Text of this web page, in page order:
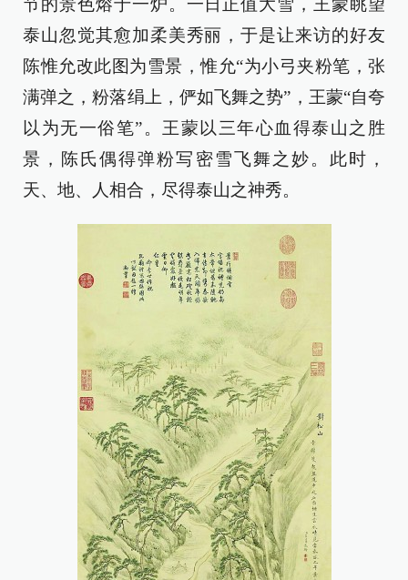
节的景色熔于一炉。一日正值大雪，王蒙眺望
泰山忽觉其愈加柔美秀丽，于是让来访的好友
陈惟允改此图为雪景，惟允“为小弓夹粉笔，张
满弹之，粉落绢上，俨如飞舞之势”，王蒙“自夸
以为无一俗笔”。王蒙以三年心血得泰山之胜
景，陈氏偶得弹粉写密雪飞舞之妙。此时，
天、地、人相合，尽得泰山之神秀。